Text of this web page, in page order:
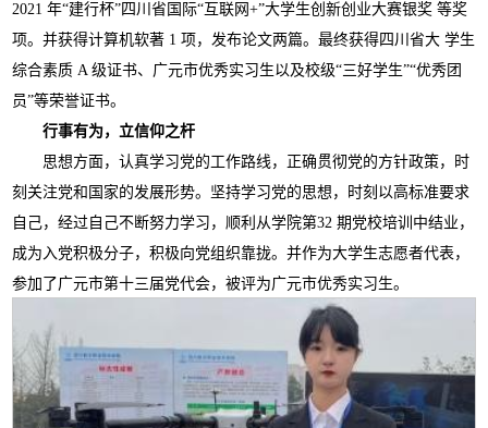
2021 年“建行杯”四川省国际“互联网+”大学生创新创业大赛银奖 等奖
项。并获得计算机软著 1 项，发布论文两篇。最终获得四川省大 学生
综合素质 A 级证书、广元市优秀实习生以及校级“三好学生”“优秀团
员”等荣誉证书。
行事有为，立信仰之杆
思想方面，认真学习党的工作路线，正确贯彻党的方针政策，时
刻关注党和国家的发展形势。坚持学习党的思想，时刻以高标准要求
自己，经过自己不断努力学习，顺利从学院第32 期党校培训中结业，
成为入党积极分子，积极向党组织靠拢。并作为大学生志愿者代表，
参加了广元市第十三届党代会，被评为广元市优秀实习生。